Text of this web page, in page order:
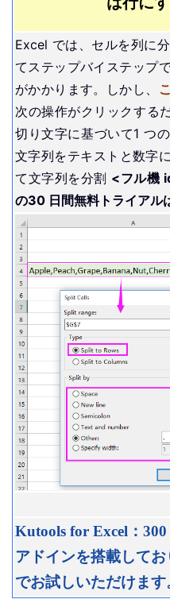
Excel では、セルを列に
てステップバイステップ
がかかります。しかし、
次の操作がクリックする
切り文字に基づいて1 つ
文字列をテキストと数字
て文字列を分割 <フル機
の30 日間無料トライアル
Kutools for Excel：
アドインを搭載して
でお試しいただけます